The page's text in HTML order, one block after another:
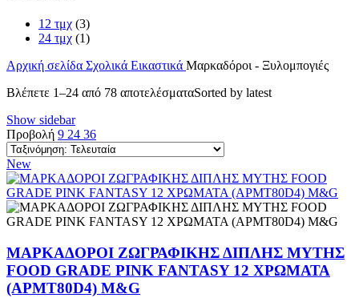
12 τμχ (3)
24 τμχ (1)
Αρχική σελίδα Σχολικά Εικαστικά Μαρκαδόροι - Ξυλομπογιές
Βλέπετε 1–24 από 78 αποτελέσματαSorted by latest
Show sidebar
Προβολή 9 24 36
New
ΜΑΡΚΑΔΟΡΟΙ ZΩΓΡΑΦΙΚΗΣ ΔΙΠΛΗΣ ΜΥΤΗΣ
FOOD GRADE PINK FANTASY 12 ΧΡΩΜΑΤΑ
(APMT80D4) M&G